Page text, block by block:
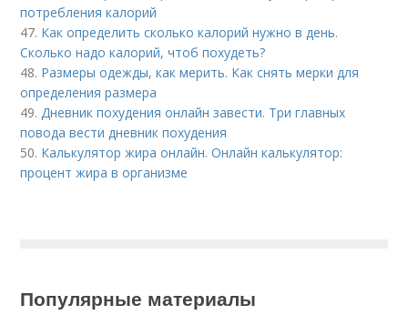
потребления калорий
47. Как определить сколько калорий нужно в день.
Сколько надо калорий, чтоб похудеть?
48. Размеры одежды, как мерить. Как снять мерки для
определения размера
49.Дневник похудения онлайн завести. Три главных
повода вести дневник похудения
50. Калькулятор жира онлайн. Онлайн калькулятор:
процент жира в организме
Популярные материалы